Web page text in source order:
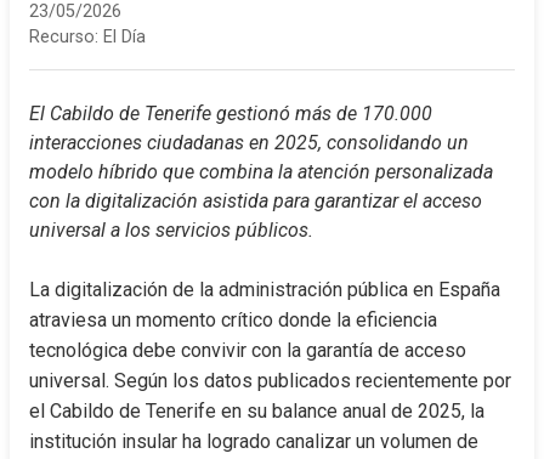
23/05/2026
Recurso: El Día
El Cabildo de Tenerife gestionó más de 170.000
interacciones ciudadanas en 2025, consolidando un
modelo híbrido que combina la atención personalizada
con la digitalización asistida para garantizar el acceso
universal a los servicios públicos.
La digitalización de la administración pública en España
atraviesa un momento crítico donde la eficiencia
tecnológica debe convivir con la garantía de acceso
universal. Según los datos publicados recientemente por
el Cabildo de Tenerife en su balance anual de 2025, la
institución insular ha logrado canalizar un volumen de